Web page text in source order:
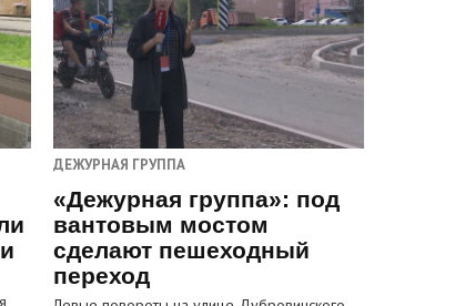
ДЕЖУРНАЯ ГРУППА
«Дежурная группа»: под
вантовым мостом
сделают пешеходный
переход